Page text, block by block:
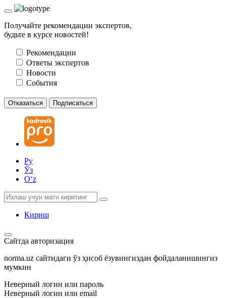
Получайте рекомендации экспертов,
будьте в курсе новостей!
Рекомендации
Ответы экспертов
Новости
События
Отказаться Подписаться
Ру
Ўз
Oʻz
Кириш
Сайтда авторизация
norma.uz сайтидаги ўз ҳисоб ёзувингиздан фойдаланишингиз
мумкин
Неверный логин или пароль
Неверный логин или email